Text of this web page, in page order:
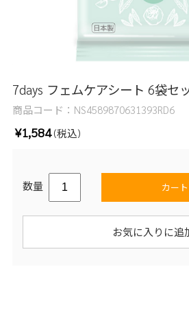
7days フェムケアシート 6袋セ
商品コード： NS4589870631393RD6
¥1,584 (税込)
数量 カー
お気に入りに追